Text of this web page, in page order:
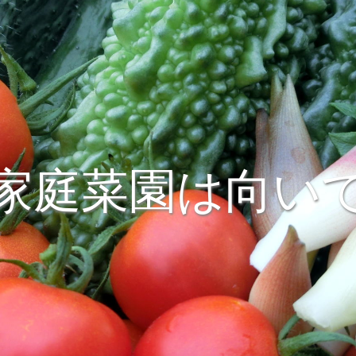
庭菜園は向い